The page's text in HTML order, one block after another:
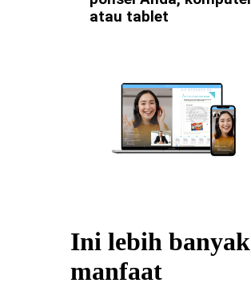
atau tablet
Ini lebih banyak
manfaat